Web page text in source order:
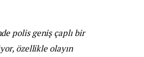
polis geniş çaplı bir
özellikle olayın